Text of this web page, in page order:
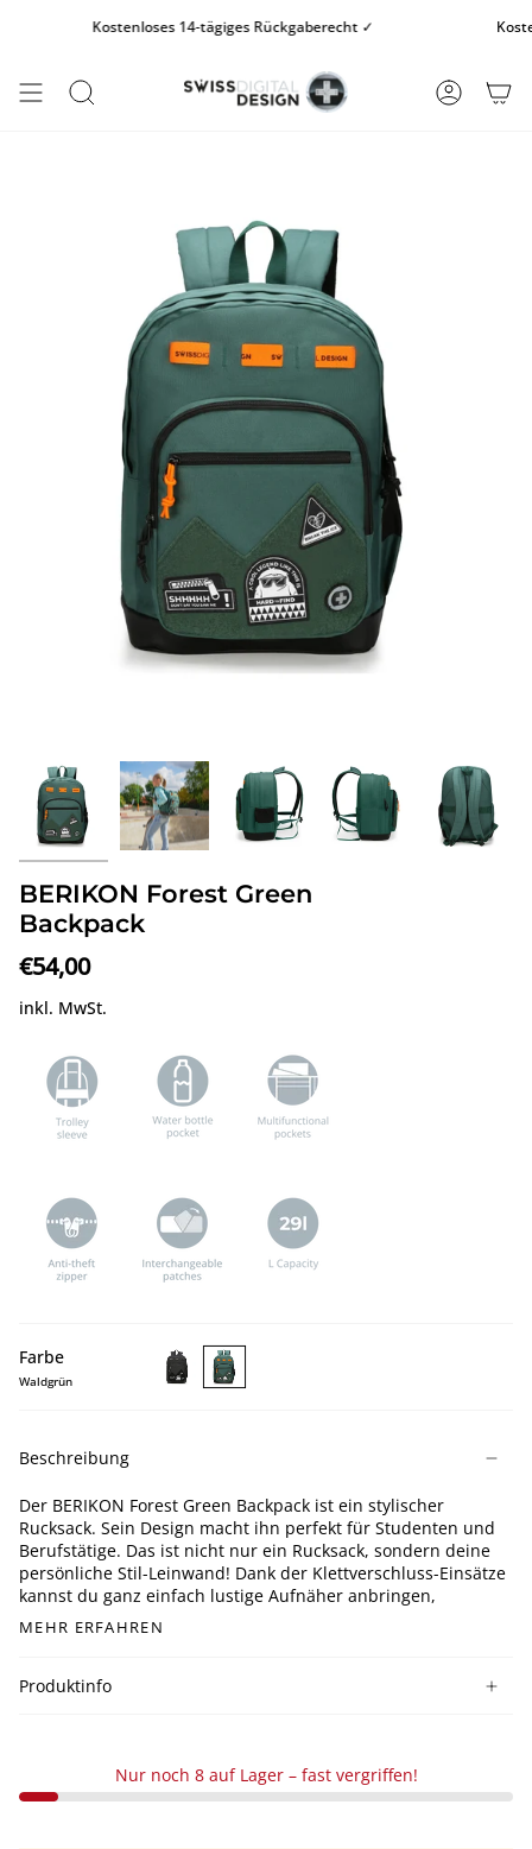
Kostenloses 14-tägiges Rückgaberecht ✓
SUCHE KONTO
BERIKON Forest Green
Backpack
€54,00
inkl. MwSt.
Farbe
Waldgrün
BERIKONBERIKON
Beschreibung
Der BERIKON Forest Green Backpack ist ein stylischer
Rucksack. Sein Design macht ihn perfekt für Studenten und
Berufstätige. Das ist nicht nur ein Rucksack, sondern deine
persönliche Stil-Leinwand! Dank der Klettverschluss-Einsätze
kannst du ganz einfach lustige Aufnäher anbringen,
MEHR ERFAHREN
Produktinfo
Nur noch 8 auf Lager – fast vergriffen!